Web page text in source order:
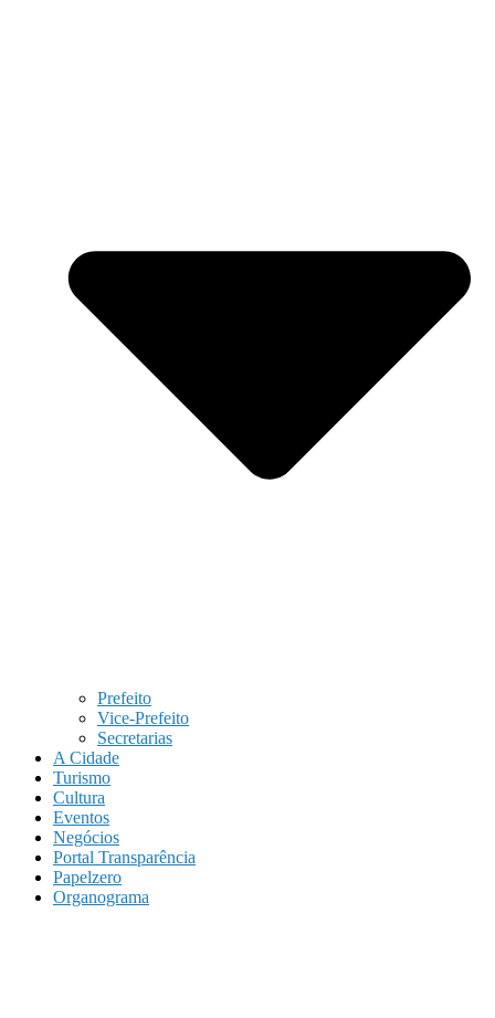
Prefeito
Vice-Prefeito
Secretarias
A Cidade
Turismo
Cultura
Eventos
Negócios
Portal Transparência
Papelzero
Organograma